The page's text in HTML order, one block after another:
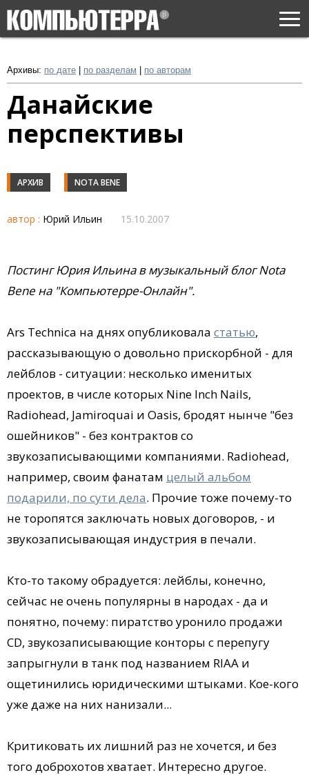
Архивы: по дате по разделам по авторам
Данайские
перспективы
АРХИВ NOTA BENE
автор : Юрий Ильин 15.10.2007
Постинг Юрия Ильина в музыкальный блог Nota
Bene на "Компьютерре-Онлайн".
Ars Technica на днях опубликовала статью,
рассказывающую о довольно прискорбной - для
лейблов - ситуации: несколько именитых
проектов, в числе которых Nine Inch Nails,
Radiohead, Jamiroquai и Oasis, бродят нынче "без
ошейников" - без контрактов со
звукозаписывающими компаниями. Radiohead,
например, своим фанатам целый альбом
подарили, по сути дела. Прочие тоже почему-то
не торопятся заключать новых договоров, - и
звукозаписывающая индустрия в печали.
Кто-то такому обрадуется: лейблы, конечно,
сейчас не очень популярны в народах - да и
понятно, почему: пиратство уронило продажи
CD, звукозаписывающие конторы с перепугу
запрыгнули в танк под названием RIAA и
ощетинились юридическими штыками. Кое-кого
уже даже на них нанизали...
Критиковать их лишний раз не хочется, и без
того доброхотов хватает. Интересно другое.